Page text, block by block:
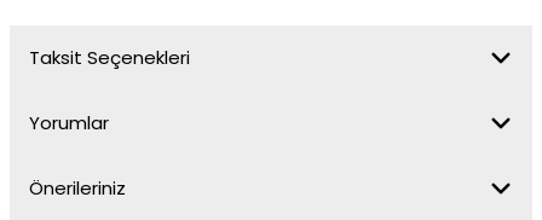
Taksit Seçenekleri
Yorumlar
Önerileriniz